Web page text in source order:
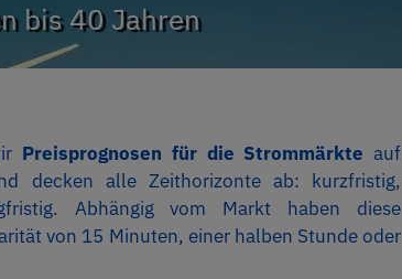
bis 40 Jahren
Preisprognosen für die Strommärkte auf
decken alle Zeithorizonte ab: kurzfristig,
Abhängig vom Markt haben diese
von 15 Minuten, einer halben Stunde oder